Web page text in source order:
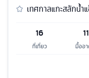
เทศกาลแกะสลักน้ำ
16
ที่เที่ยว
11
มื้ออา